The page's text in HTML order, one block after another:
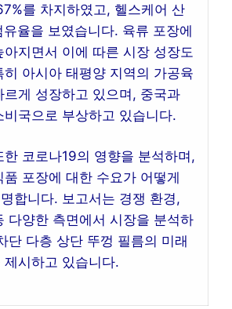
를 차지하였고, 헬스케어 산
율을 보였습니다. 육류 포장에
지면서 이에 따른 시장 성장도
히 아시아 태평양 지역의 가공육
르게 성장하고 있으며, 중국과
비국으로 부상하고 있습니다.
한 코로나19의 영향을 분석하며,
포장에 대한 수요가 어떻게
합니다. 보고서는 경쟁 환경,
다양한 측면에서 시장을 분석하
단 다층 상단 뚜껑 필름의 미래
제시하고 있습니다.